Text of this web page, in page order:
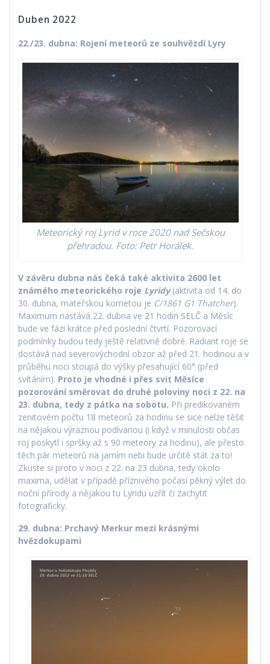
Duben 2022
22./23. dubna: Rojení meteorů ze souhvězdí Lyry
Meteorický roj Lyrid v roce 2020 nad Sečskou
přehradou. Foto: Petr Horálek.
V závěru dubna nás čeká také aktivita 2600 let
známého meteorického roje Lyridy(aktivita od 14. do
30. dubna, mateřskou kometou je C/1861 G1 Thatcher).
Maximum nastává 22. dubna ve 21 hodin SELČ a Měsíc
bude ve fázi krátce před poslední čtvrtí. Pozorovací
podmínky budou tedy ještě relativně dobré. Radiant roje se
dostává nad severovýchodní obzor až před 21. hodinou a v
průběhu noci stoupá do výšky přesahující 60° (před
svítáním). Proto je vhodné i přes svit Měsíce
pozorování směrovat do druhé poloviny noci z 22. na
23. dubna, tedy z pátka na sobotu. Při predikovaném
zenitovém počtu 18 meteorů za hodinu se sice nelze těšit
na nějakou výraznou podívanou (i když v minulosti občas
roj poskytl i spršky až s 90 meteory za hodinu), ale přesto
těch pár meteorů na jarním nebi bude určitě stát za to!
Zkuste si proto v noci z 22. na 23 dubna, tedy okolo
maxima, udělat v případě příznivého počasí pěkný výlet do
noční přírody a nějakou tu Lyridu uzřít či zachytit
fotograficky.
29. dubna: Prchavý Merkur mezi krásnými
hvězdokupami